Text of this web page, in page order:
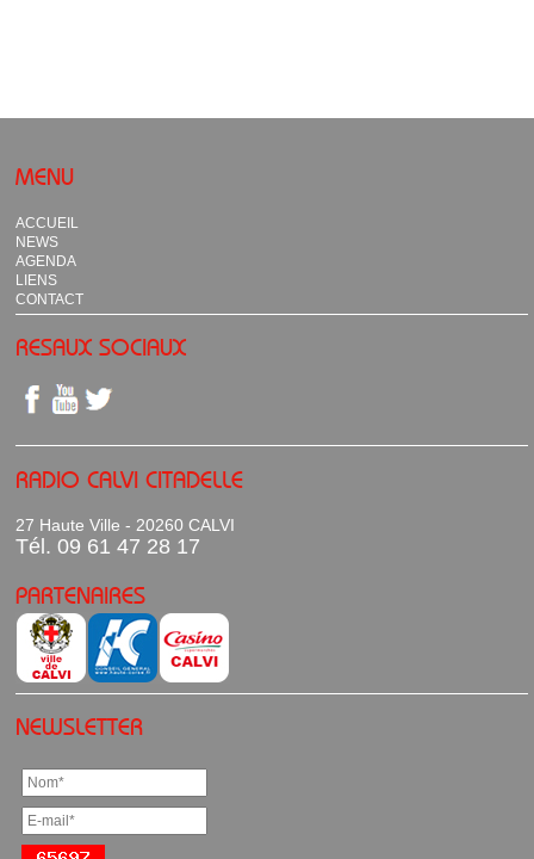
MENU
ACCUEIL
NEWS
AGENDA
LIENS
CONTACT
RESAUX SOCIAUX
RADIO CALVI CITADELLE
27 Haute Ville - 20260 CALVI
Tél. 09 61 47 28 17
PARTENAIRES
NEWSLETTER